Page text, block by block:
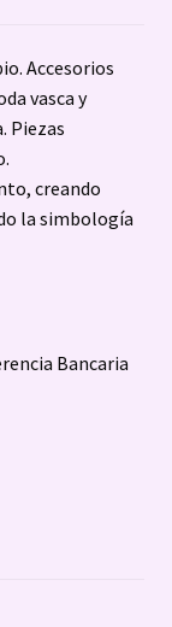
Accesorios
vasca y
Piezas
creando
la simbología
Bancaria